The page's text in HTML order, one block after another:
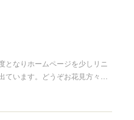
となりホームページを少しリニ
ています。どうぞお花見方々…